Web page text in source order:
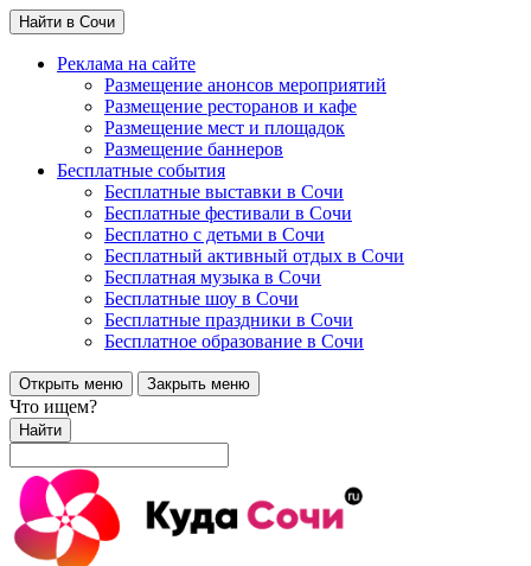
Найти в Сочи
Реклама на сайте
Размещение анонсов мероприятий
Размещение ресторанов и кафе
Размещение мест и площадок
Размещение баннеров
Бесплатные события
Бесплатные выставки в Сочи
Бесплатные фестивали в Сочи
Бесплатно с детьми в Сочи
Бесплатный активный отдых в Сочи
Бесплатная музыка в Сочи
Бесплатные шоу в Сочи
Бесплатные праздники в Сочи
Бесплатное образование в Сочи
Открыть меню Закрыть меню
Что ищем?
Найти